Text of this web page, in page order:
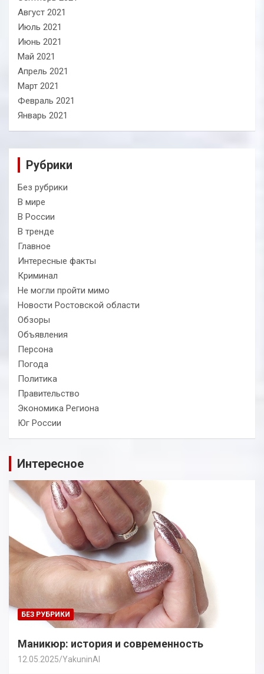
Август 2021
Июль 2021
Июнь 2021
Май 2021
Апрель 2021
Март 2021
Февраль 2021
Январь 2021
Рубрики
Без рубрики
В мире
В России
В тренде
Главное
Интересные факты
Криминал
Не могли пройти мимо
Новости Ростовской области
Обзоры
Объявления
Персона
Погода
Политика
Правительство
Экономика Региона
Юг России
Интересное
БЕЗ РУБРИКИ
Маникюр: история и современность
12.05.2025 YakuninAI